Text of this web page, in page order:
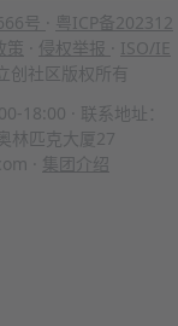
号
粤ICP备202312
策 侵权举报
ISO/IE
创社区版权所有
18:00 · 联系地址：
林匹克大厦27
· 集团介绍